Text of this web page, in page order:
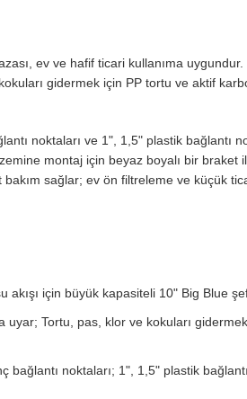
ev ve hafif ticari kullanıma
gidermek için PP tortu ve aktif
noktaları ve 1", 1,5" plastik bağlantı
montaj için beyaz boyalı bir braket
sağlar; ev ön filtreleme ve küçük
akışı için büyük kapasiteli 10" Big Blue
Tortu, pas, klor ve kokuları
noktaları; 1", 1,5" plastik